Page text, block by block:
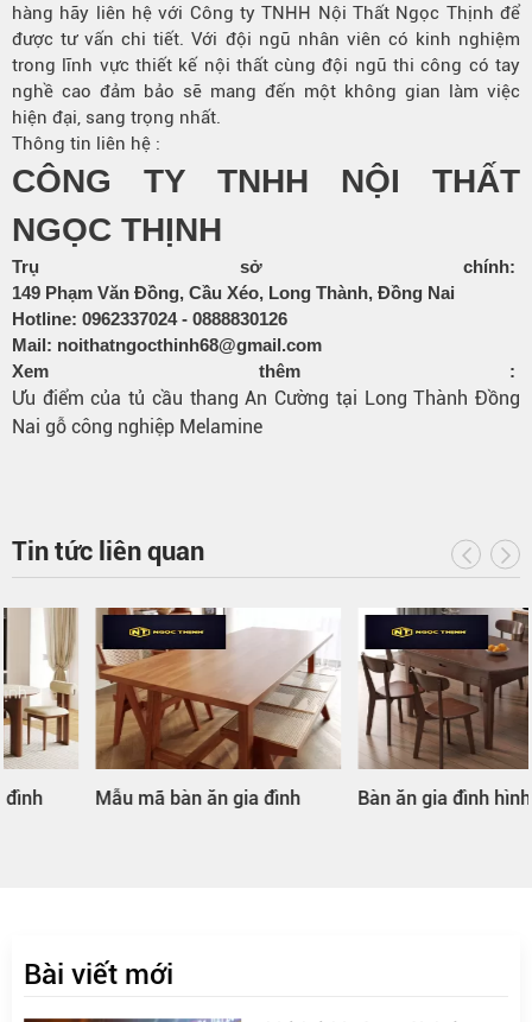
hàng hãy liên hệ với Công ty TNHH Nội Thất Ngọc Thịnh để
được tư vấn chi tiết. Với đội ngũ nhân viên có kinh nghiệm
trong lĩnh vực thiết kế nội thất cùng đội ngũ thi công có tay
nghề cao đảm bảo sẽ mang đến một không gian làm việc
hiện đại, sang trọng nhất.
Thông tin liên hệ :
CÔNG TY TNHH NỘI THẤT
NGỌC THỊNH
Trụ sở chính:
149 Phạm Văn Đồng, Cầu Xéo, Long Thành, Đồng Nai
Hotline: 0962337024- 0888830126
Mail: noithatngocthinh68@gmail.com
Xem thêm :
Ưu điểm của tủ cầu thang An Cường tại Long Thành Đồng
Nai gỗ công nghiệp Melamine
Tin tức liên quan
Mẫu mã bàn ăn gia đình Bàn ăn gia đình hình tròn
Bài viết mới